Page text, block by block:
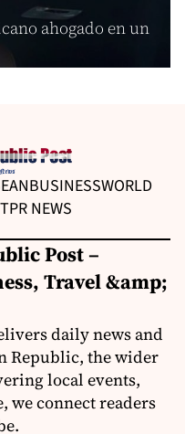
ahogado en un
BUSINESSWORLD
PR NEWS
Post –
Travel &amp;
daily news and
Republic, the wider
local events,
we connect readers